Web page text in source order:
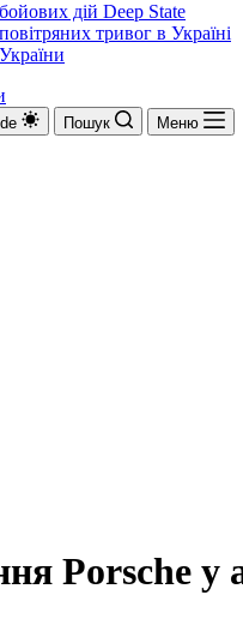
дій Deep State
тривог в Україні
Пошук Меню
Porsche у